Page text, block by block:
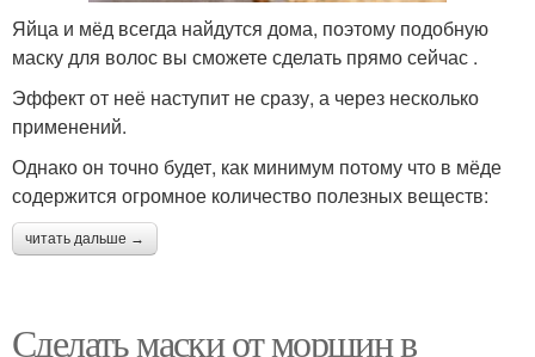
Яйца и мёд всегда найдутся дома, поэтому подобную
маску для волос вы сможете сделать прямо сейчас .
Эффект от неё наступит не сразу, а через несколько
применений.
Однако он точно будет, как минимум потому что в мёде
содержится огромное количество полезных веществ:
читать дальше →
Сделать маски от морщин в